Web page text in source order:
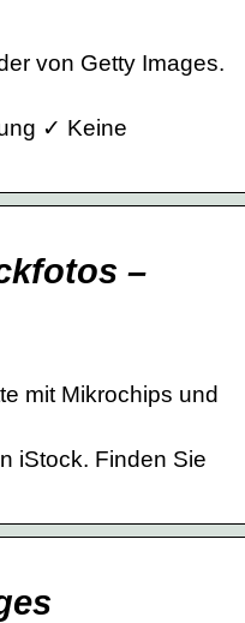
von Getty Images.
✓ Keine
–
mit Mikrochips und
iStock. Finden Sie